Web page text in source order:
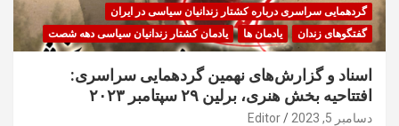
گردهمایی سراسری درباره کشتار زندانیان سیاسی در ایران
گفتگوهای زندان
یادمان ها یادمان کشتار زندانیان سیاسی دهه شصت
اسناد و گزارش‌های نهمین گردهمایی سراسری:
افتتاحیه بخش هنری، برلین ۲۹ سپتامبر ۲۰۲۳
دسامبر 5, 2023 Editor